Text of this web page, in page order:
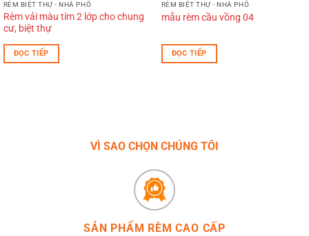
RÈM BIỆT THỰ - NHÀ PHỐ
Rèm vải màu tím 2 lớp cho chung
cư, biệt thự
ĐỌC TIẾP
RÈM BIỆT THỰ - NHÀ PHỐ
mẫu rèm cầu vồng 04
ĐỌC TIẾP
VÌ SAO CHỌN CHÚNG TÔI
SẢN PHẨM RÈM CAO CẤP